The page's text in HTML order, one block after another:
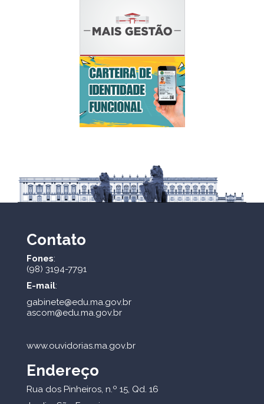
Contato
Fones:
(98) 3194-7791
E-mail:
gabinete@edu.ma.gov.br
ascom@edu.ma.gov.br
www.ouvidorias.ma.gov.br
Endereço
Rua dos Pinheiros, n.º 15, Qd. 16